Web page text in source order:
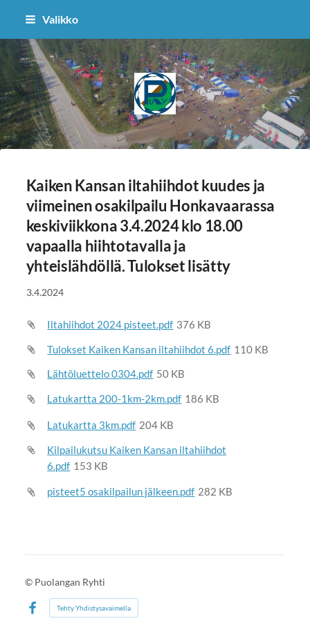
Siirry
sisältöön
Valikko
Puolangan Ryhti
Kaiken Kansan iltahiihdot kuudes ja
viimeinen osakilpailu Honkavaarassa
keskiviikkona 3.4.2024 klo 18.00
vapaalla hiihtotavalla ja
yhteislähdöllä. Tulokset lisätty
3.4.2024
Iltahiihdot 2024 pisteet.pdf 376 KB
Tulokset Kaiken Kansan iltahiihdot 6.pdf 110 KB
Lähtöluettelo 0304.pdf 50 KB
Latukartta 200-1km-2km.pdf 186 KB
Latukartta 3km.pdf 204 KB
Kilpailukutsu Kaiken Kansan iltahiihdot
6.pdf 153 KB
pisteet5 osakilpailun jälkeen.pdf 282 KB
© Puolangan Ryhti
Tehty Yhdistysavaimella